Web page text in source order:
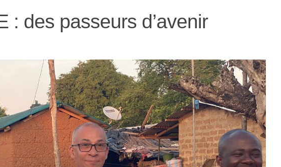
: des passeurs d’avenir